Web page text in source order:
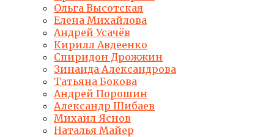
Ольга Высотская
Елена Михайлова
Андрей Усачёв
Кирилл Авдеенко
Спиридон Дрожжин
Зинаида Александрова
Татьяна Бокова
Андрей Порошин
Александр Шибаев
Михаил Яснов
Наталья Майер